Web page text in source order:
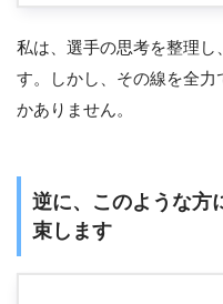
私は、選手の思考を整理し
す。しかし、その線を全力
かありません。
逆に、このような方
束します